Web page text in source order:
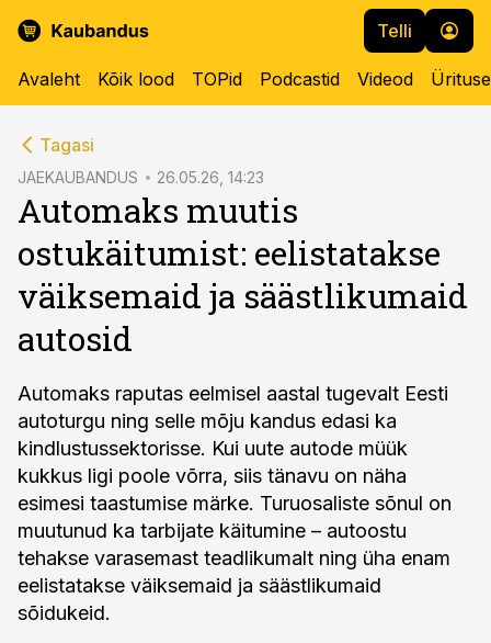
Telli
Avaleht Kõik lood TOPid Podcastid Videod
Tagasi
JAEKAUBANDUS 26.05.26, 14:23
Automaks muutis
ostukäitumist: eelistatakse
väiksemaid ja säästlikumaid
autosid
Automaks raputas eelmisel aastal tugevalt Eesti
autoturgu ning selle mõju kandus edasi ka
kindlustussektorisse. Kui uute autode müük
kukkus ligi poole võrra, siis tänavu on näha
esimesi taastumise märke. Turuosaliste sõnul on
muutunud ka tarbijate käitumine – autoostu
tehakse varasemast teadlikumalt ning üha enam
eelistatakse väiksemaid ja säästlikumaid
sõidukeid.